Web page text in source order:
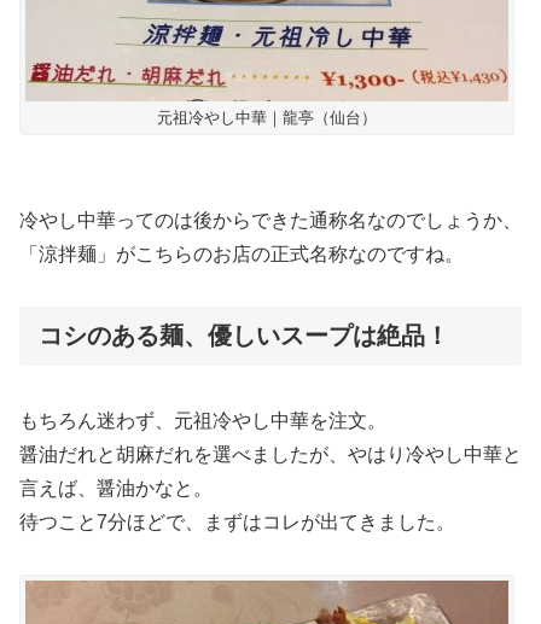
元祖冷やし中華｜龍亭（仙台）
冷やし中華ってのは後からできた通称名なのでしょうか、
「涼拌麺」がこちらのお店の正式名称なのですね。
コシのある麺、優しいスープは絶品！
もちろん迷わず、元祖冷やし中華を注文。
醤油だれと胡麻だれを選べましたが、やはり冷やし中華と
言えば、醤油かなと。
待つこと7分ほどで、まずはコレが出てきました。